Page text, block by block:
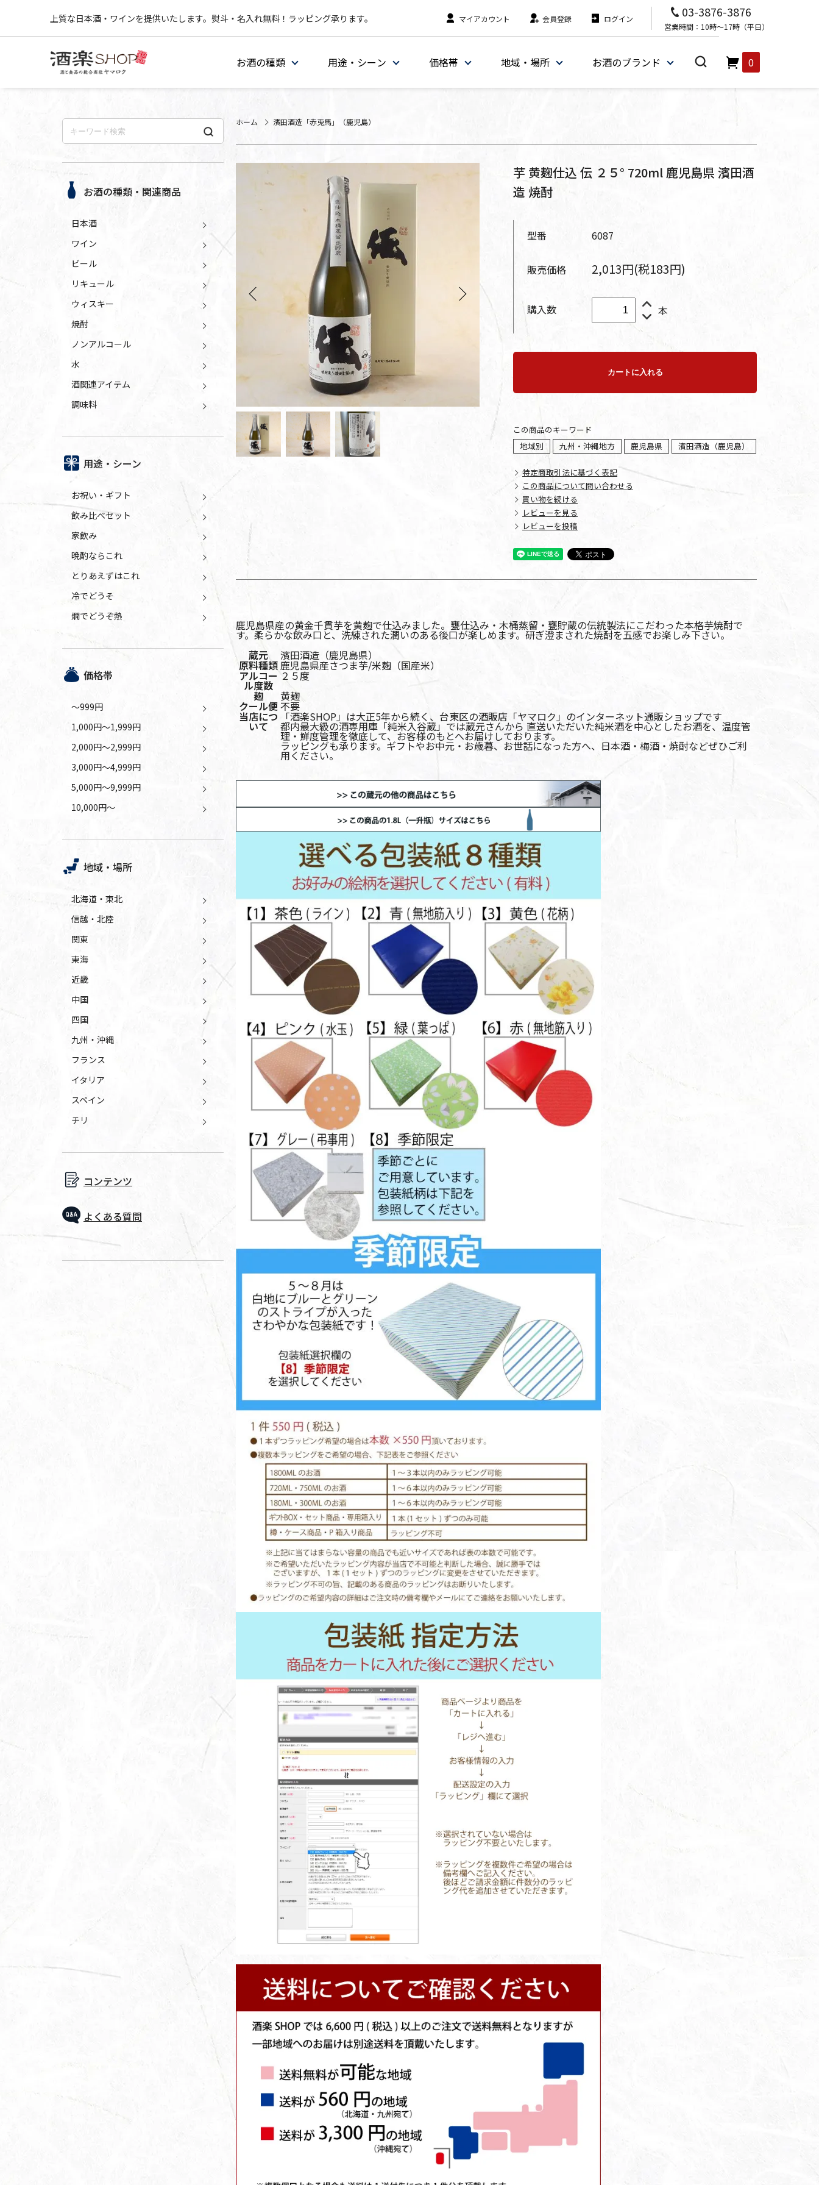
上質な日本酒・ワインを提供いたします。熨斗・名入れ無料！ラッピング承ります。 マイアカウント 会員登録 ログイン 03-3876-3876
営業時間：10時～17時（平日）
お酒の種類 用途・シーン 価格帯 地域・場所 お酒のブランド 0
ホーム 濱田酒造「赤兎馬」（鹿児島）
Previous Next
芋 黄麹仕込 伝 ２５° 720ml 鹿児島県 濱田酒
造 焼酎
型番 6087
販売価格 2,013円(税183円)
購入数 本
カートに入れる
この商品のキーワード
地域別
九州・沖縄地方 鹿児島県 濱田酒造（鹿児島）
特定商取引法に基づく表記
この商品について問い合わせる
買い物を続ける
レビューを見る
レビューを投稿
鹿児島県産の黄金千貫芋を黄麹で仕込みました。甕仕込み・木桶蒸留・甕貯蔵の伝統製法にこだわった本格芋焼酎で
す。柔らかな飲み口と、洗練された潤いのある後口が楽しめます。研ぎ澄まされた焼酎を五感でお楽しみ下さい。
蔵元
濱田酒造（鹿児島県）
原料種類鹿児島県産さつま芋/米麹（国産米）
アルコー
ル度数
２５度
麹
黄麹
クール便不要
当店につ
いて
「酒楽SHOP」は大正5年から続く、台東区の酒販店「ヤマロク」のインターネット通販ショップです
都内最大級の酒専用庫「純米入谷蔵」では蔵元さんから 直送いただいた純米酒を中心としたお酒を、温度管
理・鮮度管理を徹底して、お客様のもとへお届けしております。
ラッピングも承ります。ギフトやお中元・お歳暮、お世話になった方へ、日本酒・梅酒・焼酎などぜひご利
用ください。
お酒の種類・関連商品
日本酒
ワイン
ビール
リキュール
ウィスキー
焼酎
ノンアルコール
水
酒関連アイテム
調味料
用途・シーン
お祝い・ギフト
飲み比べセット
家飲み
晩酌ならこれ
とりあえずはこれ
冷でどうそ
燗でどうぞ熱
価格帯
～999円
1,000円～1,999円
2,000円～2,999円
3,000円～4,999円
5,000円～9,999円
10,000円～
地域・場所
北海道・東北
信越・北陸
関東
東海
近畿
中国
四国
九州・沖縄
フランス
イタリア
スペイン
チリ
コンテンツ
よくある質問